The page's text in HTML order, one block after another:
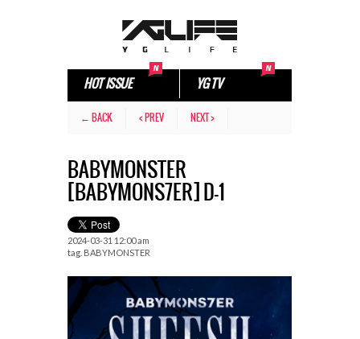
HOT ISSUE YG TV
← BACK < PREV NEXT >
BABYMONSTER
[BABYMONS7ER] D-1
2024-03-31 12:00 am
tag. BABYMONSTER